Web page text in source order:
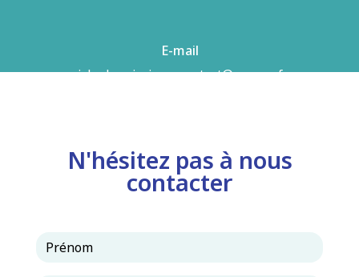
E-mail
airhydro.piscines-contact@orange.fr
N'hésitez pas à nous
contacter